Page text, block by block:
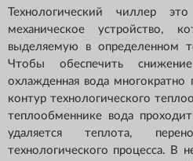
Технологический чиллер
механическое устройство,
выделяемую в определенном
Чтобы обеспечить
охлажденная вода многократно
контур технологического
теплообменнике вода
удаляется теплота,
технологического процесса. В